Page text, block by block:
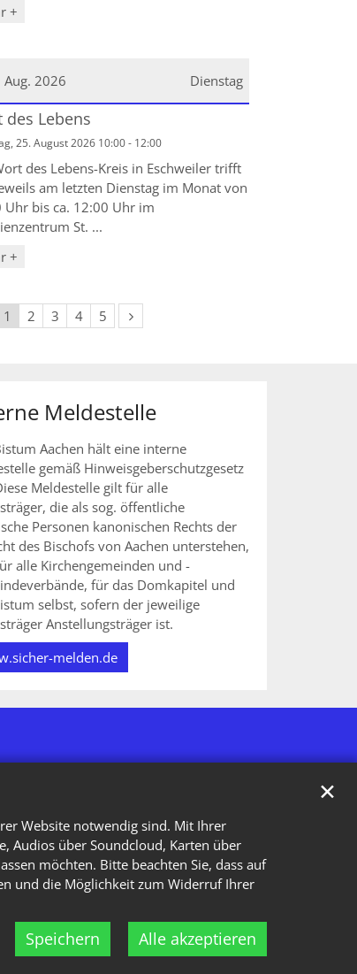
Website notwendig sind. Mit Ihrer
Audios über Soundcloud, Karten über
möchten. Bitte beachten Sie, dass auf
und die Möglichkeit zum Widerruf Ihrer
Speichern Alle akzeptieren
✕
+
Dienstag
Aug. 2026
25. August 2026
des Lebens
25. August 2026 10:00 - 12:00
des Lebens-Kreis in Eschweiler trifft
am letzten Dienstag im Monat von
Uhr bis ca. 12:00 Uhr im
St. ...
+
Seite
1 2 3 4 5 Nächste Seite
Meldestelle
Aachen hält eine interne
gemäß Hinweisgeberschutzgesetz
Meldestelle gilt für alle
die als sog. öffentliche
Personen kanonischen Rechts der
des Bischofs von Aachen unterstehen,
alle Kirchengemeinden und -
für das Domkapitel und
selbst, sofern der jeweilige
Anstellungsträger ist.
melden.de